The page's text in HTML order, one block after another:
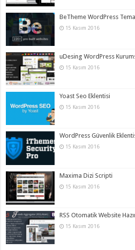
BeTheme WordPress
15 Kasım 2016
uDesing WordPress
15 Kasım 2016
Yoast Seo Eklentisi
15 Kasım 2016
WordPress Güvenlik
15 Kasım 2016
Maxima Dizi Scripti
15 Kasım 2016
RSS Otomatik Website
15 Kasım 2016